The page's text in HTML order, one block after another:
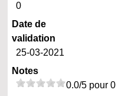
0
Date de
validation
25-03-2021
Notes
0.0/5 pour 0